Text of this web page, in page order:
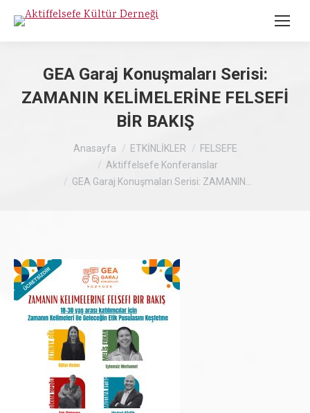
GEA Garaj Konuşmaları Serisi:
ZAMANIN KELİMELERİNE FELSEFİ
BİR BAKIŞ
Buradasınız :Anasayfa ETKİNLİKLER
FELSEFE
Aktiffelsefe Konferanslar
GEA Garaj Konuşmaları Serisi: ZAMANIN…